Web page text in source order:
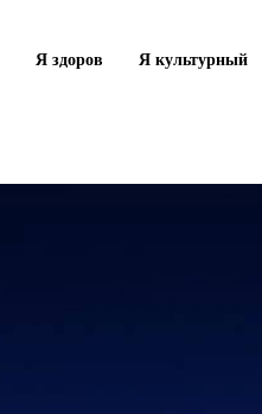
Я здоров Я культурный